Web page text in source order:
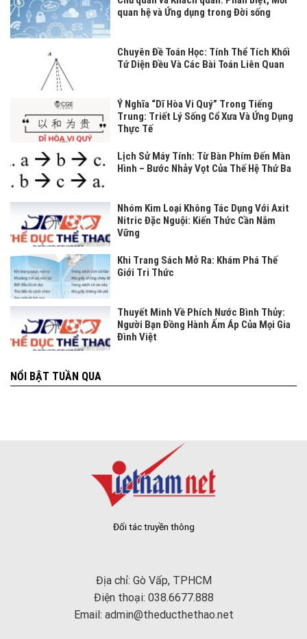
quan hệ và Ứng dụng trong Đời sống
Chuyên Đề Toán Học: Tính Thể Tích Khối
Tứ Diện Đều Và Các Bài Toán Liên Quan
Ý Nghĩa “Dĩ Hòa Vi Quý” Trong Tiếng
Trung: Triết Lý Sống Cổ Xưa Và Ứng Dụng
Thực Tế
Lịch Sử Máy Tính: Từ Bàn Phím Đến Màn
Hình – Bước Nhảy Vọt Của Thế Hệ Thứ Ba
Nhóm Kim Loại Không Tác Dụng Với Axit
Nitric Đặc Nguội: Kiến Thức Cần Nắm
Vững
Khi Trang Sách Mở Ra: Khám Phá Thế
Giới Tri Thức
Thuyết Minh Về Phích Nước Bình Thủy:
Người Bạn Đồng Hành Ấm Áp Của Mọi Gia
Đình Việt
NỔI BẬT TUẦN QUA
Đối tác truyền thông
Địa chỉ: Gò Vấp, TPHCM
Điện thoại: 038.6677.888
Email: admin@theducthethao.net